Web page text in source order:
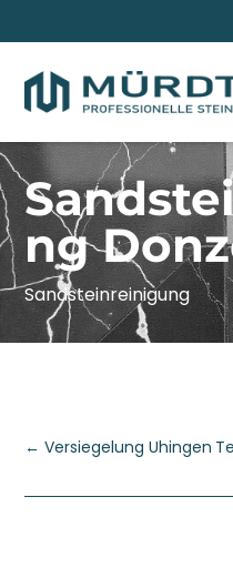
ng
Sandsteinreinigung
←Versiegelung Uhingen